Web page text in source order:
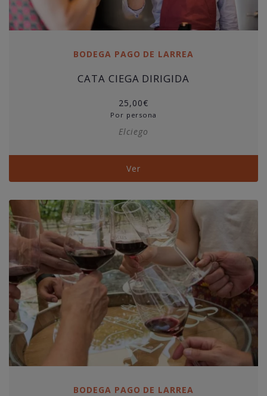
BODEGA PAGO DE LARREA
CATA CIEGA DIRIGIDA
25,00€
Por persona
Elciego
Ver
BODEGA PAGO DE LARREA